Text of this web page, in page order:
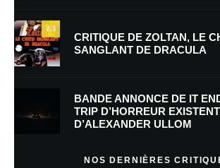
Enregistrer mon nom, mon e-mail et mon site
mon prochain commentaire.
plus sur la façon dont les données de vos
7.5
CRITIQUE DE ZOLTAN, LE
SANGLANT DE DRACULA
BANDE ANNONCE DE IT
TRIP D’HORREUR
D’ALEXANDER ULLOM
NOS DERNIÈRES